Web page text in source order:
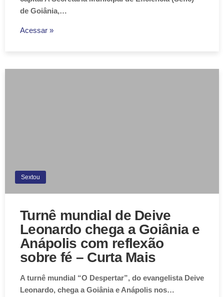
de Goiânia,…
Acessar »
Sextou
Turnê mundial de Deive
Leonardo chega a Goiânia e
Anápolis com reflexão
sobre fé – Curta Mais
A turnê mundial “O Despertar”, do evangelista Deive
Leonardo, chega a Goiânia e Anápolis nos…